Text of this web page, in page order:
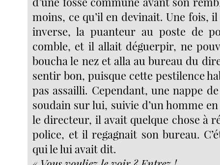
moins, ce qu’il en devinait. Une fois,
inverse, la puanteur au poste de
comble, et il allait déguerpir, ne
boucha le nez et alla au bureau du
sentir bon, puisque cette pestilence
pas assailli. Cependant, une nappe
soudain sur lui, suivie d’un homme
le directeur, il avait quelque chose à
police, et il regagnait son bureau.
qui le lui avait dit.